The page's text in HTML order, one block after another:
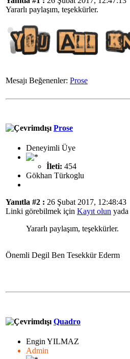
Yararlı paylaşım, teşekkürler.
Mesajı Beğenenler: Prose
Prose
Deneyimli Üye
İleti: 454
Gökhan Türkoglu
Yanıtla #2 : 26 Şubat 2017, 12:48:43
Linki görebilmek için Kayıt olun yada
Yararlı paylaşım, teşekkürler.
Önemli Degil Ben Tesekkür Ederm
Quadro
Engin YILMAZ
Admin